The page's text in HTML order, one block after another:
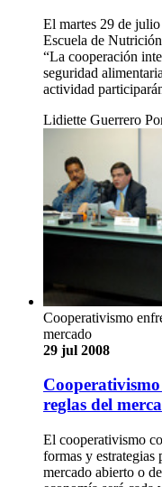
El martes 29 de
Escuela de
“La cooperación
seguridad
actividad
Lidiette Guerrero
Cooperativismo
mercado
29 jul 2008
reglas del
El cooperativismo
formas y estrategias
mercado abierto o